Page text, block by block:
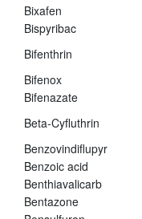
Bixafen
Bispyribac
Bifenthrin
Bifenox
Bifenazate
Beta-Cyfluthrin
Benzovindiflupyr
Benzoic acid
Benthiavalicarb
Bentazone